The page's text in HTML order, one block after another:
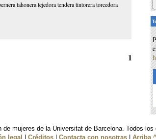
tahonera tejedora tendera tintorera torcedora
1
mujeres de la Universitat de Barcelona. Todos los
legal
Créditos| Contacta con nosotras| Arriba